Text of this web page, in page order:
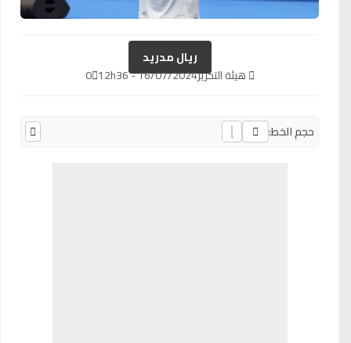
ريال مدريد
هيئة التحرير16/07/2024 - 12h36
0
حجم الخط: